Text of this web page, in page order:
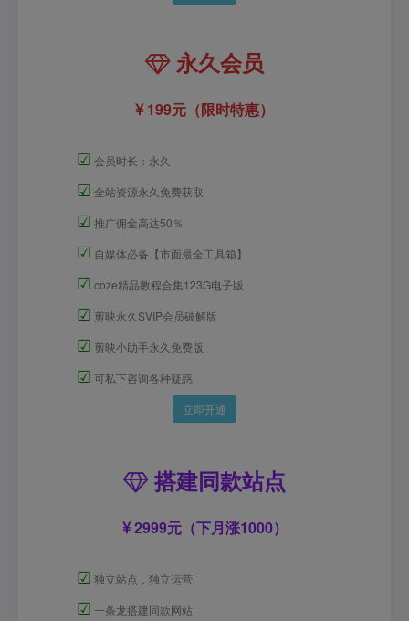
永久会员
199元（限时特惠）
☑ 会员时长：永久
☑ 全站资源永久免费获取
☑ 推广佣金高达50％
☑ 自媒体必备【市面最全工具箱】
☑ coze精品教程合集123G电子版
☑ 剪映永久SVIP会员破解版
☑ 剪映小助手永久免费版
☑ 可私下咨询各种疑惑
立即开通
搭建同款站点
2999元（下月涨1000）
☑ 独立站点，独立运营
☑ 一条龙搭建同款网站